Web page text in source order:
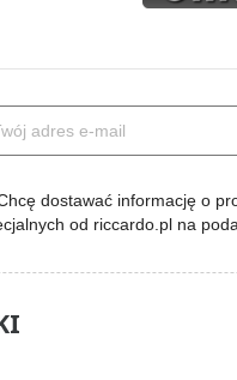
dostawać informację o
od riccardo.pl na